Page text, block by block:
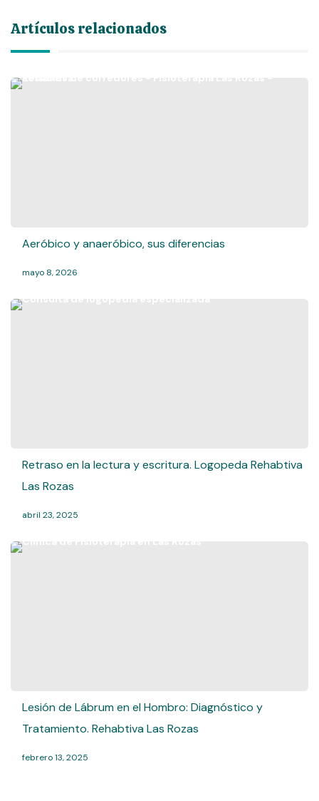
Artículos relacionados
Aeróbico y anaeróbico, sus diferencias
mayo 8, 2026
Retraso en la lectura y escritura. Logopeda Rehabtiva
Las Rozas
abril 23, 2025
Lesión de Lábrum en el Hombro: Diagnóstico y
Tratamiento. Rehabtiva Las Rozas
febrero 13, 2025